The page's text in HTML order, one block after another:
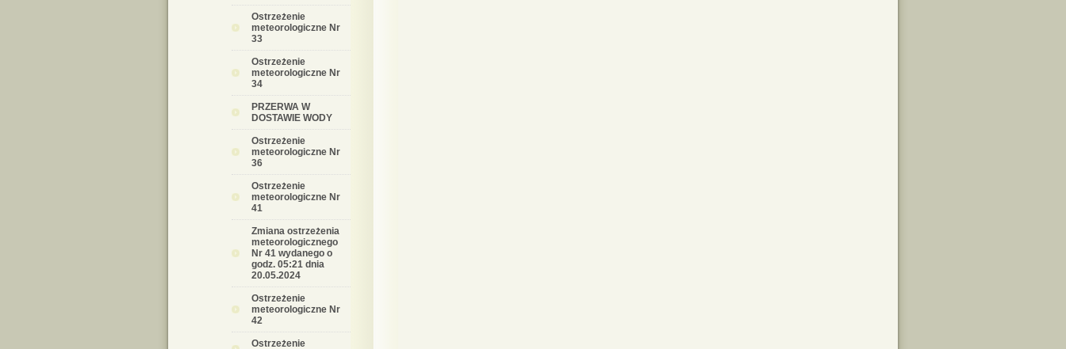
Ostrzeżenie
meteorologiczne Nr
33
Ostrzeżenie
meteorologiczne Nr
34
PRZERWA W
DOSTAWIE WODY
Ostrzeżenie
meteorologiczne Nr
36
Ostrzeżenie
meteorologiczne Nr
41
Zmiana ostrzeżenia
meteorologicznego
Nr 41 wydanego o
godz. 05:21 dnia
20.05.2024
Ostrzeżenie
meteorologiczne Nr
42
Ostrzeżenie